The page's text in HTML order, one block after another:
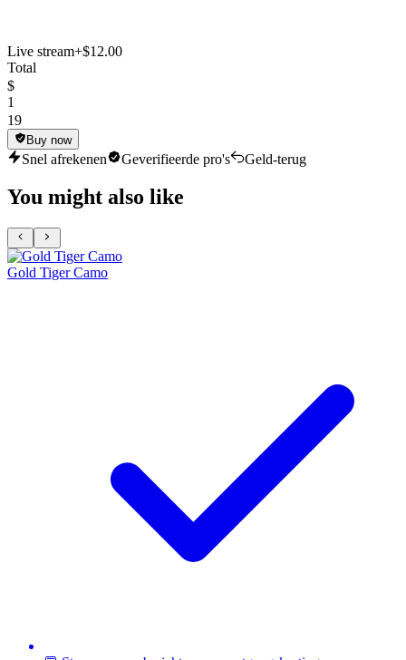
Live stream+$12.00
Total
$
1
19
Buy now
Snel afrekenen Geverifieerde pro's Geld-terug
You might also like
Gold Tiger Camo